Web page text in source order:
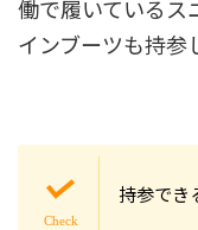
働で履いているス
インブーツも持参
持参でき